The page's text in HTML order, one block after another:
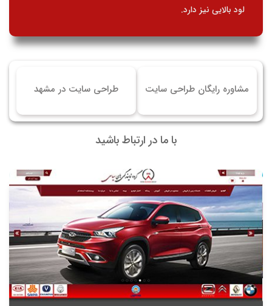
لود بالایی نیز دارد.
مشاوره رایگان طراحی سایت طراحی سایت در مشهد
با ما در ارتباط باشید